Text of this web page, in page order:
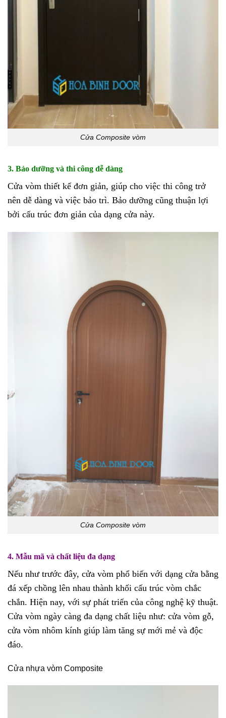
Cửa Composite vòm
3. Bảo dưỡng và thi công dễ dàng
Cửa vòm thiết kế đơn giản, giúp cho việc thi công trở
nên dễ dàng và việc bảo trì. Bảo dưỡng cũng thuận lợi
bởi cấu trúc đơn giản của dạng cửa này.
Cửa Composite vòm
4. Mẫu mã và chất liệu đa dạng
Nếu như trước đây, cửa vòm phổ biến với dạng cửa bằng
đá xếp chồng lên nhau thành khối cấu trúc vòm chắc
chắn. Hiện nay, với sự phát triển của công nghệ kỹ thuật.
Cửa vòm ngày càng đa dạng chất liệu như: cửa vòm gỗ,
cửa vòm nhôm kính giúp làm tăng sự mới mẻ và độc
đáo.
Cửa nhựa vòm Composite